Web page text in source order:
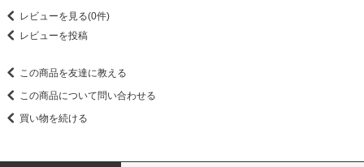
レビューを見る(0件)
レビューを投稿
この商品を友達に教える
この商品について問い合わせる
買い物を続ける